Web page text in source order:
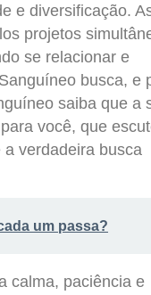
e diversificação.
projetos
se relacionar e
busca, e
saiba que a
você, que
verdadeira busca
um passa?
calma, paciência e